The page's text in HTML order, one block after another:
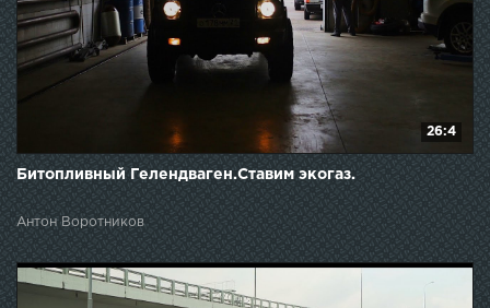
26:4
Битопливный Гелендваген.Ставим экогаз.
Антон Воротников